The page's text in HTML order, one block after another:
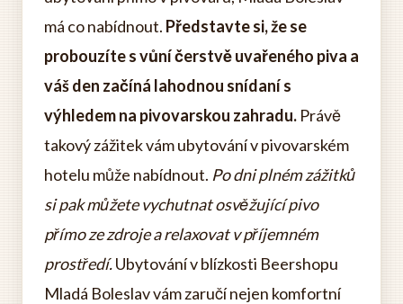
má co nabídnout. Představte si, že se
probouzíte s vůní čerstvě uvařeného piva a
váš den začíná lahodnou snídaní s
výhledem na pivovarskou zahradu. Právě
takový zážitek vám ubytování v pivovarském
hotelu může nabídnout. Po dni plném zážitků
si pak můžete vychutnat osvěžující pivo
přímo ze zdroje a relaxovat v příjemném
prostředí.Ubytování v blízkosti Beershopu
Mladá Boleslav vám zaručí nejen komfortní